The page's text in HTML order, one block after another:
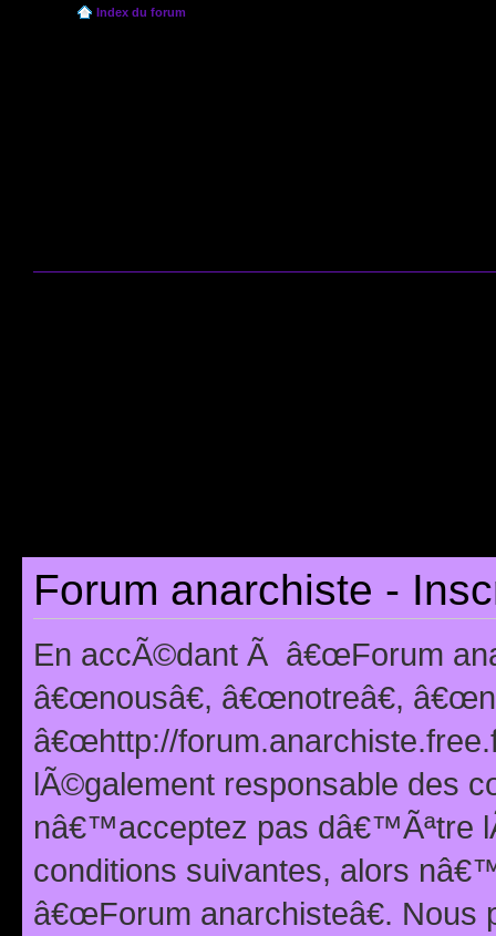
Index du forum
Forum anarchiste -
En accÃ©dant Ã â€œForum
â€œnousâ€, â€œnotreâ€,
â€œhttp://
lÃ©galement responsable des
nâ€™acceptez pas dâ€™Ãªtre
conditions suivantes, alors
â€œForum anarchisteâ€.